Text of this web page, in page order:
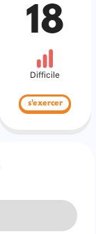
18
Difficile
s'exercer